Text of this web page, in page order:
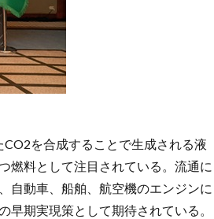
を合成することで生成される液
燃料として注目されている。流通に
自動車、船舶、航空機のエンジンに
期実現策として期待されている。